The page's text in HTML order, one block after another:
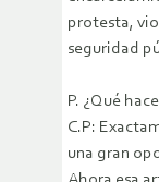
protesta,
seguridad
P. ¿Qué
C.P:
una gran